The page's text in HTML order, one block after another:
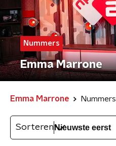
Nummers
Emma Marrone
Emma Marrone Nummers
Sorteren